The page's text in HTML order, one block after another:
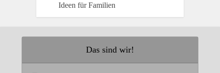
Ideen für Familien
Das sind wir!